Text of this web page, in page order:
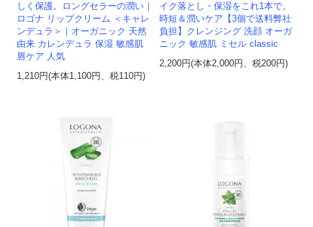
しく保護。ロングセラーの潤い｜
ロゴナ リップクリーム ＜キャレ
ンデュラ＞｜オーガニック 天然
由来 カレンデュラ 保湿 敏感肌
唇ケア 人気
1,210円(本体1,100円、税110円)
イク落とし・保湿をこれ1本で。
時短＆潤いケア【3個で送料弊社
負担】クレンジング 洗顔 オーガ
ニック 敏感肌 ミセル classic
2,200円(本体2,000円、税200円)